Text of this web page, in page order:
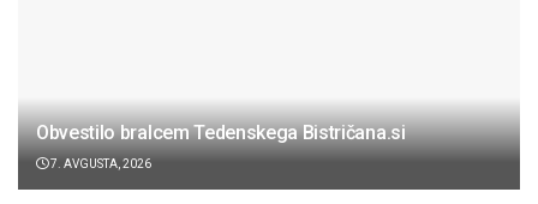
Obvestilo bralcem Tedenskega Bistričana.si
7. AVGUSTA, 2026